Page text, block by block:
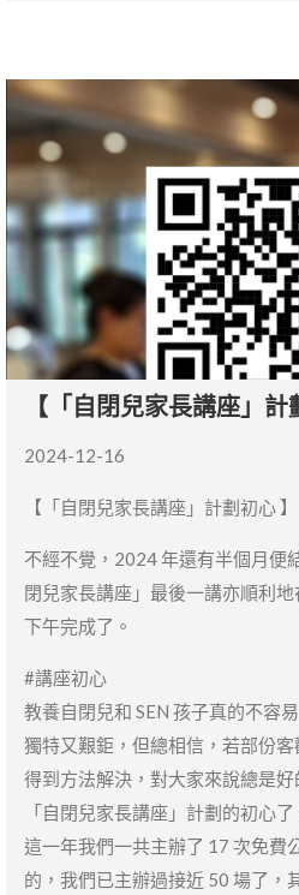
【「自閉兒家長講座」計
2024-12-16
【「自閉兒家長講座」計劃初心 】
不經不覺，2024 年還有半個月便
閉兒家長講座」最後一講亦順利地
下午完成了。
#講座初心
教養自閉兒和 SEN 孩子真的不容
獨特又艱鉅，但總相信，若部份
得到方法解決，對大家來說總是
「自閉兒家長講座」計劃的初心了
這一年我們一共主辦了 17 次免費
的，我們已主辦過接近 50 場了，